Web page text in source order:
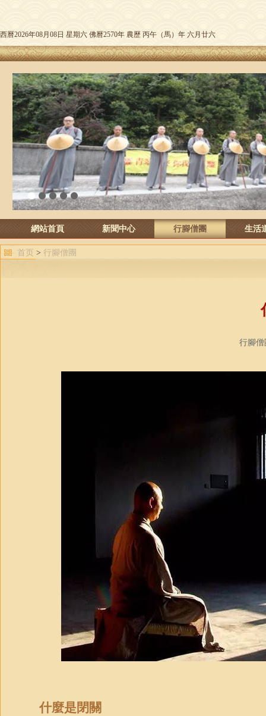
西曆2026年08月08日 星期六 佛曆2570年 農歷 丙午（馬）年 六月廿六
1 2 3 4 5
網站首頁 新聞中心 行腳僧團 生活
首页 > 行腳僧團
行腳僧
什麼是閉關